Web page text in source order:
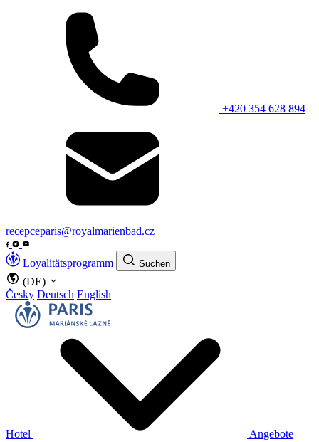
+420 354 628 894
recepceparis@royalmarienbad.cz
Loyalitätsprogramm Suchen
(DE)
Česky Deutsch English
Hotel Angebote